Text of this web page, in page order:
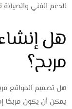
للدعم الفني والصيانة
هل
مربح؟
هل تصميم المواقع
يمكن أن يكون مربحًا